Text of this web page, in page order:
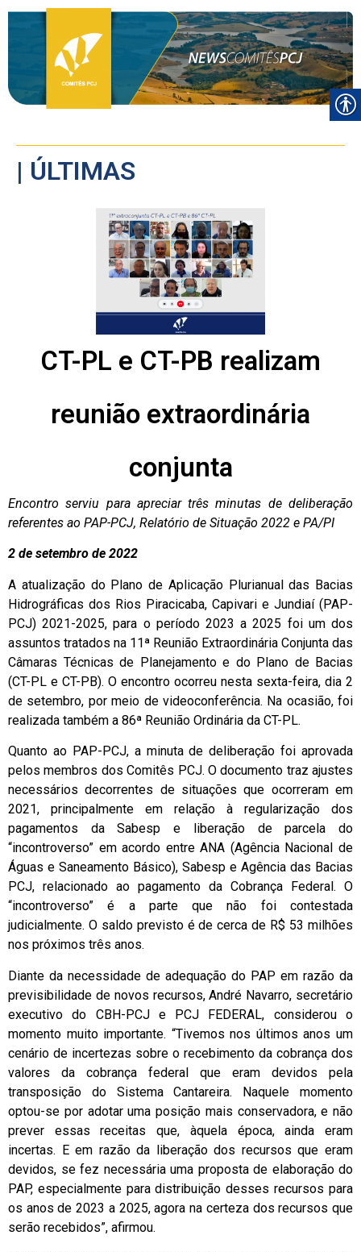
| ÚLTIMAS
CT-PL e CT-PB realizam
reunião extraordinária
conjunta
Encontro serviu para apreciar três minutas de deliberação
referentes ao PAP-PCJ, Relatório de Situação 2022 e PA/PI
2 de setembro de 2022
A atualização do Plano de Aplicação Plurianual das Bacias
Hidrográficas dos Rios Piracicaba, Capivari e Jundiaí (PAP-
PCJ) 2021-2025, para o período 2023 a 2025 foi um dos
assuntos tratados na 11ª Reunião Extraordinária Conjunta das
Câmaras Técnicas de Planejamento e do Plano de Bacias
(CT-PL e CT-PB). O encontro ocorreu nesta sexta-feira, dia 2
de setembro, por meio de videoconferência. Na ocasião, foi
realizada também a 86ª Reunião Ordinária da CT-PL.
Quanto ao PAP-PCJ, a minuta de deliberação foi aprovada
pelos membros dos Comitês PCJ. O documento traz ajustes
necessários decorrentes de situações que ocorreram em
2021, principalmente em relação à regularização dos
pagamentos da Sabesp e liberação de parcela do
“incontroverso” em acordo entre ANA (Agência Nacional de
Águas e Saneamento Básico), Sabesp e Agência das Bacias
PCJ, relacionado ao pagamento da Cobrança Federal. O
“incontroverso” é a parte que não foi contestada
judicialmente. O saldo previsto é de cerca de R$ 53 milhões
nos próximos três anos.
Diante da necessidade de adequação do PAP em razão da
previsibilidade de novos recursos, André Navarro, secretário
executivo do CBH-PCJ e PCJ FEDERAL, considerou o
momento muito importante. “Tivemos nos últimos anos um
cenário de incertezas sobre o recebimento da cobrança dos
valores da cobrança federal que eram devidos pela
transposição do Sistema Cantareira. Naquele momento
optou-se por adotar uma posição mais conservadora, e não
prever essas receitas que, àquela época, ainda eram
incertas. E em razão da liberação dos recursos que eram
devidos, se fez necessária uma proposta de elaboração do
PAP, especialmente para distribuição desses recursos para
os anos de 2023 a 2025, agora na certeza dos recursos que
serão recebidos”, afirmou.